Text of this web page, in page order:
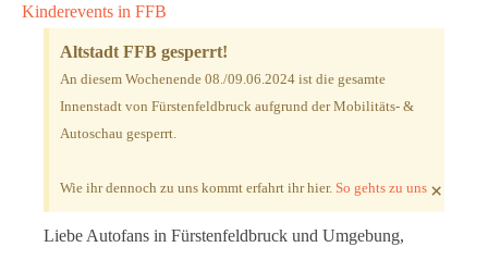
Kinderevents in FFB
Altstadt FFB gesperrt!
An diesem Wochenende 08./09.06.2024 ist die gesamte
Innenstadt von Fürstenfeldbruck aufgrund der Mobilitäts- &
Autoschau gesperrt.
Wie ihr dennoch zu uns kommt erfahrt ihr hier. So gehts zu uns ×
Liebe Autofans in Fürstenfeldbruck und Umgebung,